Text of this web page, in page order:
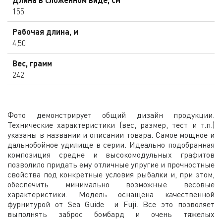
155
Рабочая длина, м
4,50
Вес, грамм
242
Фото демонстрирует общий дизайн продукции.
Технические характеристики (вес, размер, тест и т.п.)
указаны в названии и описании товара. Самое мощное и
дальнобойное удилище в серии. Идеально подобранная
композиция средне и высокомодульных графитов
позволило придать ему отличные упругие и прочностные
свойства под конкретные условия рыбалки и, при этом,
обеспечить минимально возможные весовые
характеристики. Модель оснащена качественной
фурнитурой от Sea Guide и Fuji. Все это позволяет
выполнять заброс бомбард и очень тяжелых